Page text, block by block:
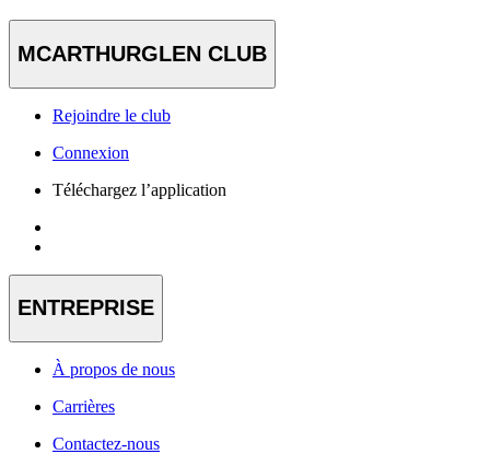
MCARTHURGLEN CLUB
Rejoindre le club
Connexion
Téléchargez l’application
ENTREPRISE
À propos de nous
Carrières
Contactez-nous